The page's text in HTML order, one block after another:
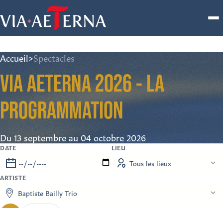
Accueil>Spectacles
VIA AETERNA 2026 - LA
PROGRAMMATION
Du 13 septembre au 04 octobre 2026
DATE LIEU
ARTISTE